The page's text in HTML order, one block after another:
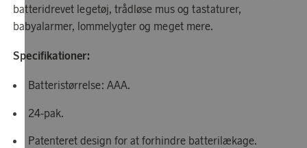
batteridrevet legetøj, trådløse mus og tastaturer,
babyalarmer, lommelygter og meget mere.
Specifikationer:
Batteristørrelse: AAA.
24-pak.
Patenteret design for at forhindre batterilækage.